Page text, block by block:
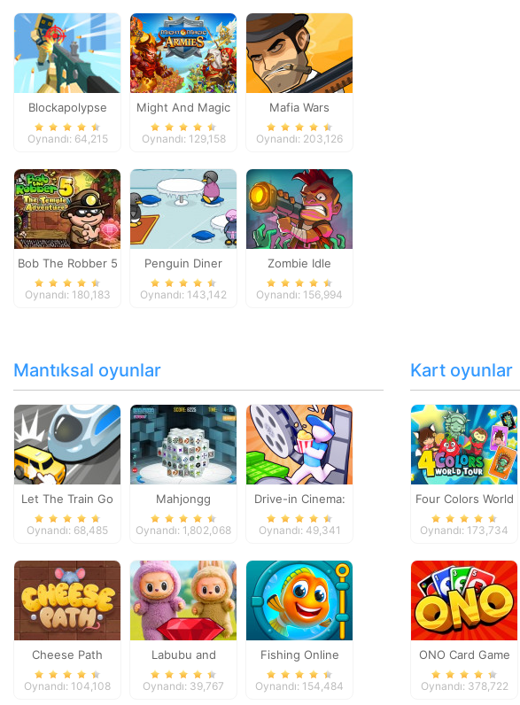
Blockapolypse
Zombie Shooter
Oynandı: 64,215
Might And Magic
Armies
Oynandı: 129,158
Mafia Wars
Oynandı: 203,126
Bob The Robber 5
Temple Adventure
Oynandı: 180,183
Penguin Diner
Oynandı: 143,142
Zombie Idle
Defense Online
Oynandı: 156,994
Mantıksal oyunlar
Let The Train Go
Oynandı: 68,485
Mahjongg
Dimensions
Oynandı: 1,802,068
Drive-in Cinema:
Idle Game
Oynandı: 49,341
Cheese Path
Oynandı: 104,108
Labubu and
Treasures: Fun
Adventure
Oynandı: 39,767
Fishing Online
Oynandı: 154,484
Kart oyunlar
Four Colors World
Tour
Oynandı: 173,734
ONO Card Game
Oynandı: 378,722